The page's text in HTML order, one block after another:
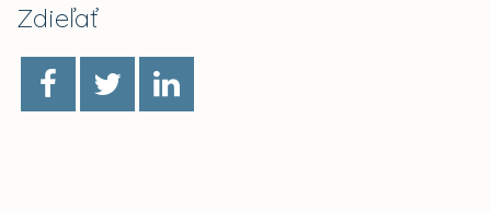
Zdieľať